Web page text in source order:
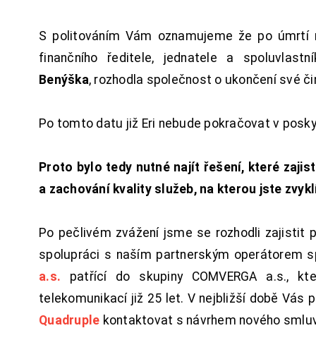
S politováním Vám oznamujeme že po úmrtí
finančního ředitele, jednatele a
Benýška, rozhodla společnost o ukončení své
Po tomto datu již Eri nebude pokračovat v
Proto bylo tedy nutné najít řešení, které
a zachování kvality služeb, na kterou jste
Po pečlivém zvážení jsme se rozhodli zajistit
spolupráci s naším partnerským operátorem
a.s. patřící do skupiny COMVERGA a.s.,
telekomunikací již 25 let. V nejbližší době Vás
Quadruple kontaktovat s návrhem nového